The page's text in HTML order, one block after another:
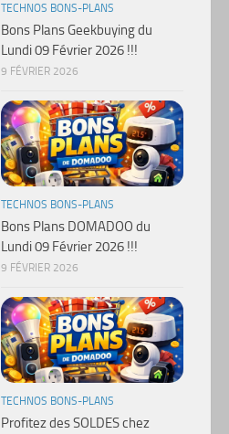
TECHNOS BONS-PLANS
Bons Plans Geekbuying du
Lundi 09 Février 2026 !!!
9 FÉVRIER 2026
TECHNOS BONS-PLANS
Bons Plans DOMADOO du
Lundi 09 Février 2026 !!!
9 FÉVRIER 2026
TECHNOS BONS-PLANS
Profitez des SOLDES chez